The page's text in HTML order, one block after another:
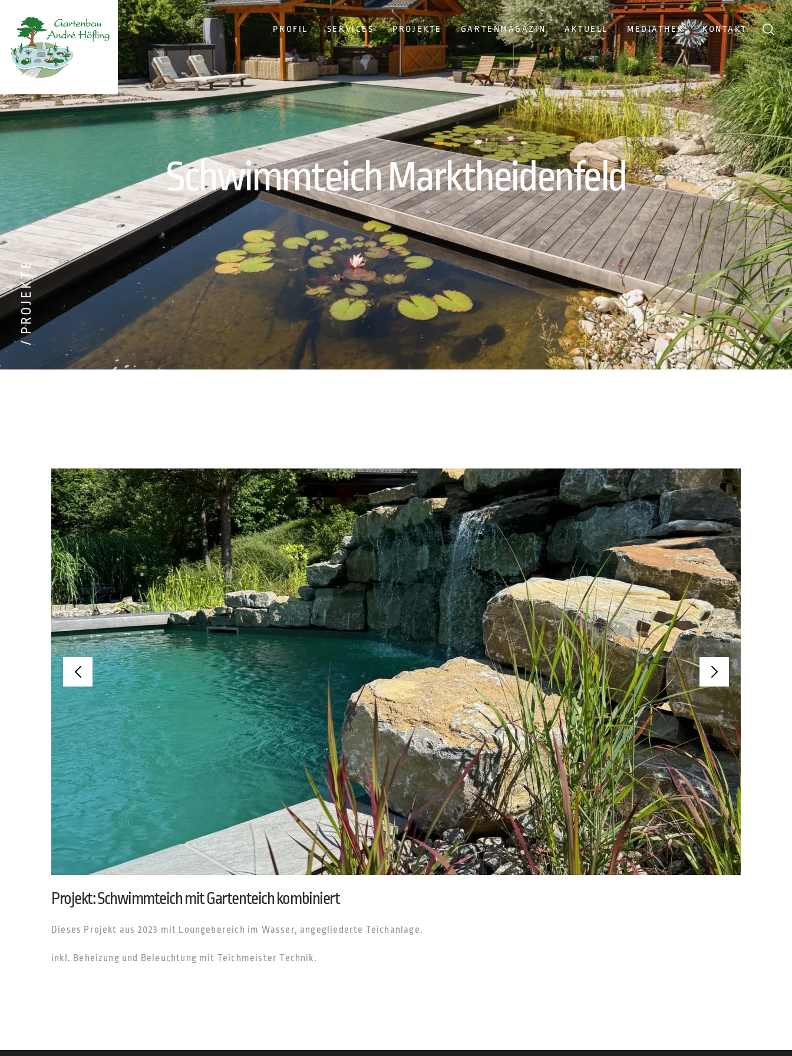
PROFIL SERVICES PROJEKTE GARTENMAGAZIN AKTUELL MEDIATHEK KONTAKT
Schwimmteich Marktheidenfeld
/ PROJEKTE
Projekt: Schwimmteich mit Gartenteich kombiniert
Dieses Projekt aus 2023 mit Loungebereich im Wasser, angegliederte Teichanlage.
inkl. Beheizung und Beleuchtung mit Teichmeister Technik.